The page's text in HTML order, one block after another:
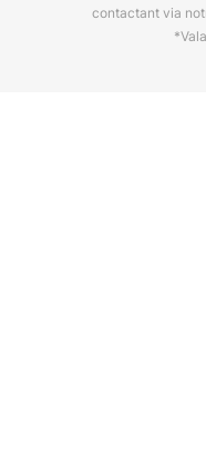
contactant via